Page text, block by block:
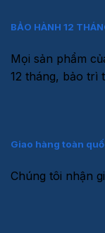
BẢO HÀNH 12
Mọi sản phẩm
12 tháng, bảo trì
Giao hàng toàn
Chúng tôi nhận